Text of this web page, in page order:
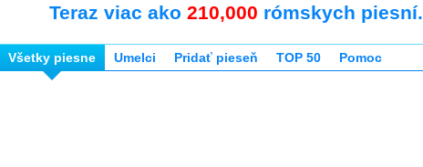
Teraz viac ako 210,000 rómskych piesní.
Všetky piesne Umelci Pridať pieseň TOP 50 Pomoc